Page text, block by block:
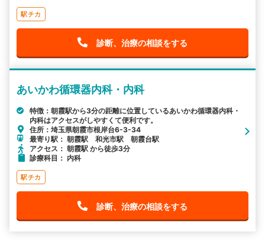
駅チカ
診断、治療の相談をする
あいかわ循環器内科・内科
特徴：朝霞駅から3分の距離に位置しているあいかわ循環器内科・
内科はアクセスがしやすくて便利です。
住所：埼玉県朝霞市根岸台6-3-34
最寄り駅： 朝霞駅 和光市駅 朝霞台駅
アクセス： 朝霞駅 から徒歩3分
診療科目： 内科
駅チカ
診断、治療の相談をする